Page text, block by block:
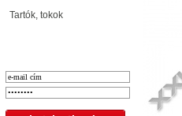
Tartók, tokok